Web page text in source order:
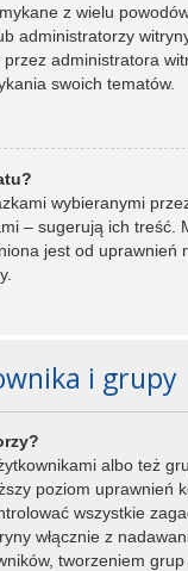
z wielu
administratorzy
administratora
swoich tematów.
wybieranymi
– sugerują ich treść.
jest od uprawnień
i grupy
albo też
poziom uprawnień
wszystkie
włącznie z
tworzeniem